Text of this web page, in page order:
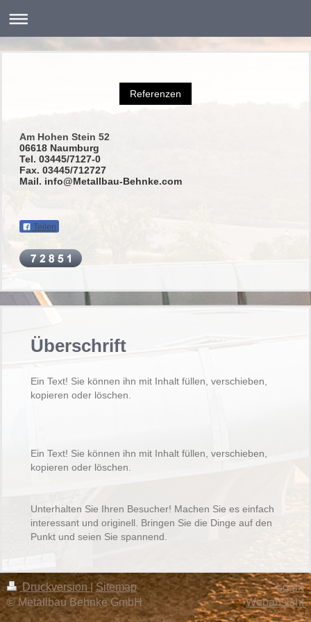
Referenzen
Am Hohen Stein 52
06618 Naumburg
Tel. 03445/7127-0
Fax. 03445/712727
Mail. info@Metallbau-Behnke.com
Teilen
Überschrift
Ein Text! Sie können ihn mit Inhalt füllen, verschieben,
kopieren oder löschen.
Ein Text! Sie können ihn mit Inhalt füllen, verschieben,
kopieren oder löschen.
Unterhalten Sie Ihren Besucher! Machen Sie es einfach
interessant und originell. Bringen Sie die Dinge auf den
Punkt und seien Sie spannend.
Druckversion
Sitemap
© Metallbau Behnke GmbH
Login
Webansicht